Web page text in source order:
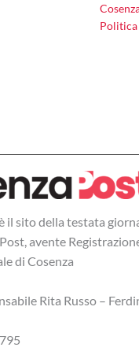
Politica
il sito della testata
avente
di Cosenza
Rita Russo –